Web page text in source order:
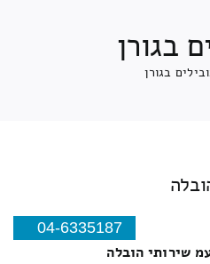
בגורן
בגורן
04-6335187
שירותי הובלה